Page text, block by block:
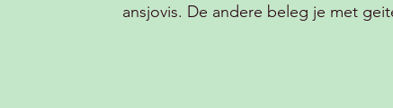
ansjovis. De andere beleg je met